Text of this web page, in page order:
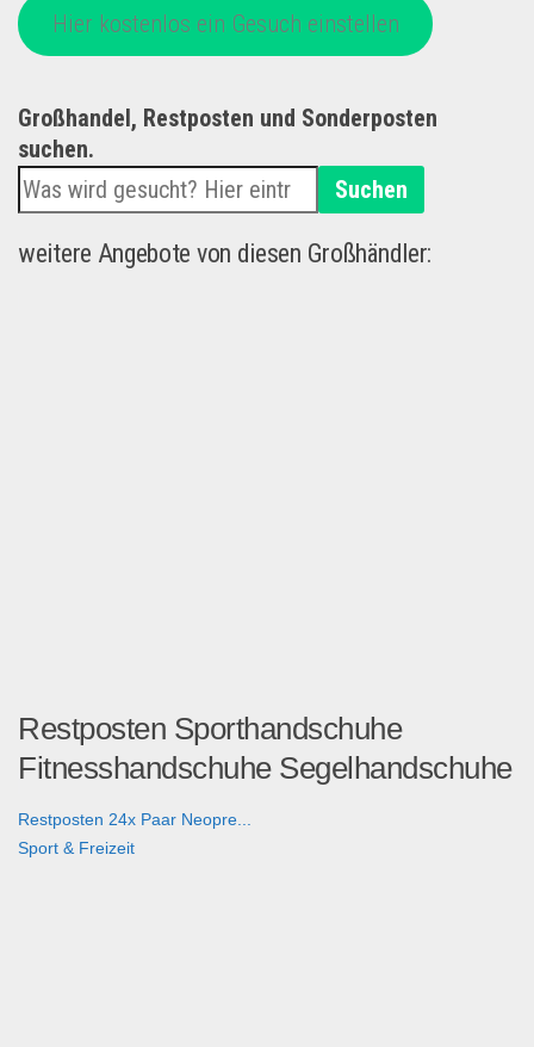
Hier kostenlos ein Gesuch einstellen
Großhandel, Restposten und Sonderposten
suchen.
Suchen
weitere Angebote von diesen Großhändler:
Restposten Sporthandschuhe
Fitnesshandschuhe Segelhandschuhe
Restposten 24x Paar Neopre...
Sport & Freizeit